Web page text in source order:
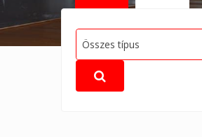
Összes típus